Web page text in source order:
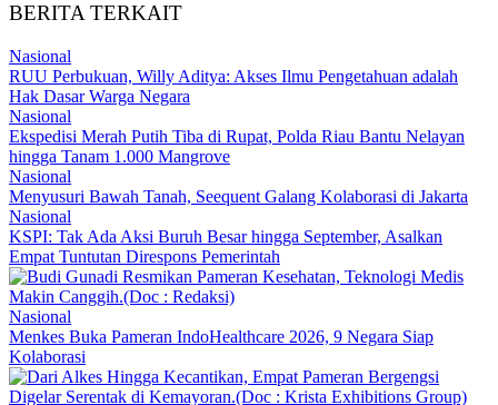
BERITA TERKAIT
Nasional
RUU Perbukuan, Willy Aditya: Akses Ilmu Pengetahuan adalah
Hak Dasar Warga Negara
Nasional
Ekspedisi Merah Putih Tiba di Rupat, Polda Riau Bantu Nelayan
hingga Tanam 1.000 Mangrove
Nasional
Menyusuri Bawah Tanah, Seequent Galang Kolaborasi di Jakarta
Nasional
KSPI: Tak Ada Aksi Buruh Besar hingga September, Asalkan
Empat Tuntutan Direspons Pemerintah
Nasional
Menkes Buka Pameran IndoHealthcare 2026, 9 Negara Siap
Kolaborasi